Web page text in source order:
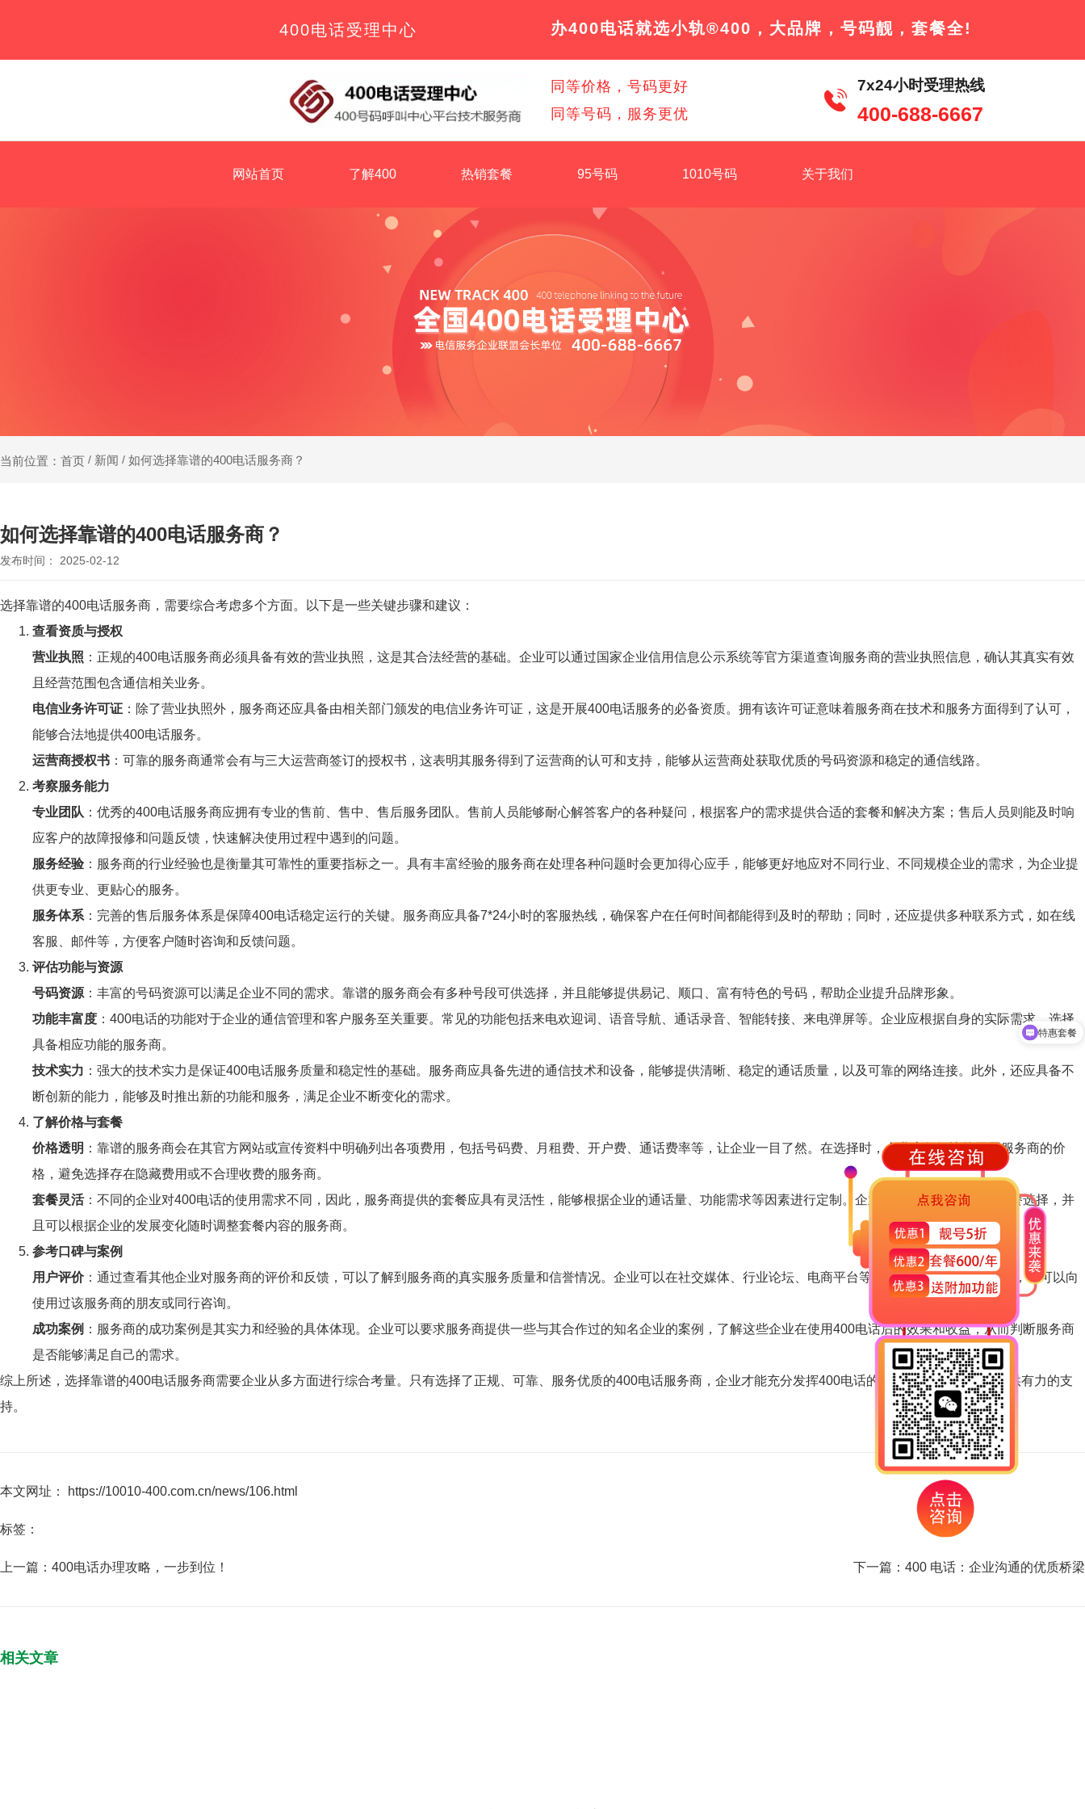
400电话受理中心 办400电话就选小轨®400，大品牌，号码靓，套餐全!
同等价格，号码更好
同等号码，服务更优
7x24小时受理热线
400-688-6667
网站首页 了解400 热销套餐 95号码 1010号码 关于我们
当前位置：首页 / 新闻 / 如何选择靠谱的400电话服务商？
如何选择靠谱的400电话服务商？
发布时间： 2025-02-12
选择靠谱的400电话服务商，需要综合考虑多个方面。以下是一些关键步骤和建议：
查看资质与授权
营业执照 ：正规的400电话服务商必须具备有效的营业执照，这是其合法经营的基础。企业可以通过国家企业信用信息公示系统等官方渠道查询服务商的营业执照信息，确认其真实有效
且经营范围包含通信相关业务。
电信业务许可证 ：除了营业执照外，服务商还应具备由相关部门颁发的电信业务许可证，这是开展400电话服务的必备资质。拥有该许可证意味着服务商在技术和服务方面得到了认可，
能够合法地提供400电话服务。
运营商授权书 ：可靠的服务商通常会有与三大运营商签订的授权书，这表明其服务得到了运营商的认可和支持，能够从运营商处获取优质的号码资源和稳定的通信线路。
考察服务能力
专业团队 ：优秀的400电话服务商应拥有专业的售前、售中、售后服务团队。售前人员能够耐心解答客户的各种疑问，根据客户的需求提供合适的套餐和解决方案；售后人员则能及时响
应客户的故障报修和问题反馈，快速解决使用过程中遇到的问题。
服务经验 ：服务商的行业经验也是衡量其可靠性的重要指标之一。具有丰富经验的服务商在处理各种问题时会更加得心应手，能够更好地应对不同行业、不同规模企业的需求，为企业提
供更专业、更贴心的服务。
服务体系 ：完善的售后服务体系是保障400电话稳定运行的关键。服务商应具备7*24小时的客服热线，确保客户在任何时间都能得到及时的帮助；同时，还应提供多种联系方式，如在线
客服、邮件等，方便客户随时咨询和反馈问题。
评估功能与资源
号码资源 ：丰富的号码资源可以满足企业不同的需求。靠谱的服务商会有多种号段可供选择，并且能够提供易记、顺口、富有特色的号码，帮助企业提升品牌形象。
功能丰富度 ：400电话的功能对于企业的通信管理和客户服务至关重要。常见的功能包括来电欢迎词、语音导航、通话录音、智能转接、来电弹屏等。企业应根据自身的实际需求，选择
具备相应功能的服务商。
技术实力 ：强大的技术实力是保证400电话服务质量和稳定性的基础。服务商应具备先进的通信技术和设备，能够提供清晰、稳定的通话质量，以及可靠的网络连接。此外，还应具备不
断创新的能力，能够及时推出新的功能和服务，满足企业不断变化的需求。
了解价格与套餐
价格透明 ：靠谱的服务商会在其官方网站或宣传资料中明确列出各项费用，包括号码费、月租费、开户费、通话费率等，让企业一目了然。在选择时，企业应仔细比较不同服务商的价
格，避免选择存在隐藏费用或不合理收费的服务商。
套餐灵活：不同的企业对400电话的使用需求不同，因此，服务商提供的套餐应具有灵活性，能够根据企业的通话量、功能需求等因素进行定制。企业应选择能够提供多种套餐选择，并
且可以根据企业的发展变化随时调整套餐内容的服务商。
参考口碑与案例
用户评价：通过查看其他企业对服务商的评价和反馈，可以了解到服务商的真实服务质量和信誉情况。企业可以在社交媒体、行业论坛、电商平台等地方搜索相关的评价信息，也可以向
使用过该服务商的朋友或同行咨询。
成功案例 ：服务商的成功案例是其实力和经验的具体体现。企业可以要求服务商提供一些与其合作过的知名企业的案例，了解这些企业在使用400电话后的效果和收益，从而判断服务商
是否能够满足自己的需求。
综上所述，选择靠谱的400电话服务商需要企业从多方面进行综合考量。只有选择了正规、可靠、服务优质的400电话服务商，企业才能充分发挥400电话的优势，为企业的发展提供有力的支
持。
本文网址： https://10010-400.com.cn/news/106.html
标签：
上一篇： 400电话办理攻略，一步到位！ 下一篇： 400 电话：企业沟通的优质桥梁
相关文章
特惠套餐